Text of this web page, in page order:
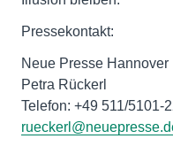
Pressekontakt:
Neue Presse Hannover
Petra Rückerl
Telefon: +49 511/5101-